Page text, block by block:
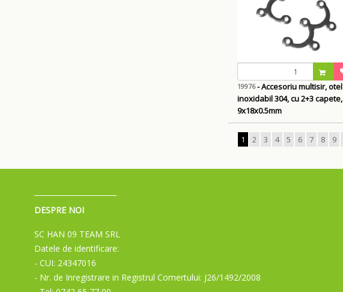
19976- Accesoriu multisir, otel
inoxidabil 304, cu 2+3 capete,
9x18x0.5mm
1 2 3 4 5 6 7 8 9
DESPRE NOI
SC HAN 09 TEAM SRL
Datele de identificare:
- CUI: 24347016
- Nr. de Inregistrare in Registrul Comertului: J26/1492/2008